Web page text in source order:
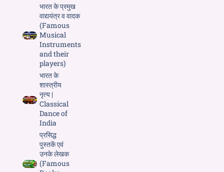
भारत के प्रमुख
वाद्ययंत्र व वादक
(Famous
Musical
Instruments
and their
players)
भारत के
शास्त्रीय
नृत्य |
Classical
Dance of
India
प्रसिद्ध
पुस्तकें एवं
उनके लेखक
(Famous